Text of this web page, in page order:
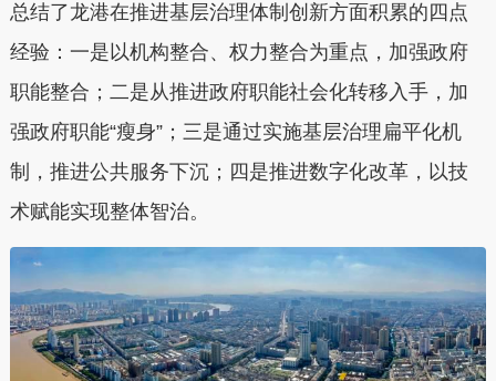
总结了龙港在推进基层治理体制创新方面积累的四点
经验：一是以机构整合、权力整合为重点，加强政府
职能整合；二是从推进政府职能社会化转移入手，加
强政府职能“瘦身”；三是通过实施基层治理扁平化机
制，推进公共服务下沉；四是推进数字化改革，以技
术赋能实现整体智治。